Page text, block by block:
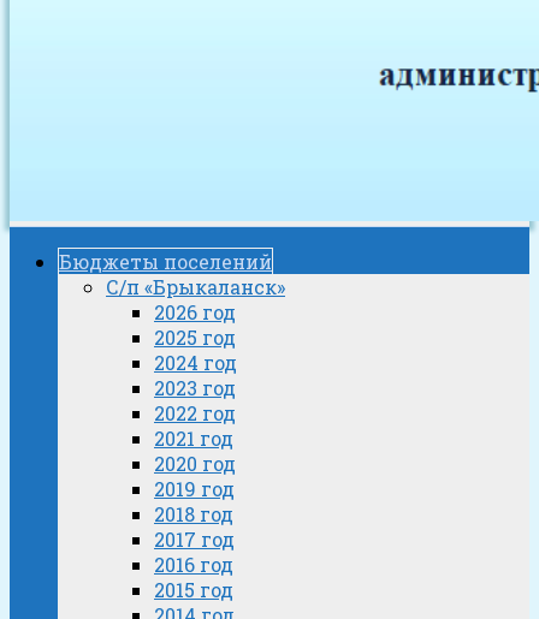
Бюджеты поселений
С/п «Брыкаланск»
2026 год
2025 год
2024 год
2023 год
2022 год
2021 год
2020 год
2019 год
2018 год
2017 год
2016 год
2015 год